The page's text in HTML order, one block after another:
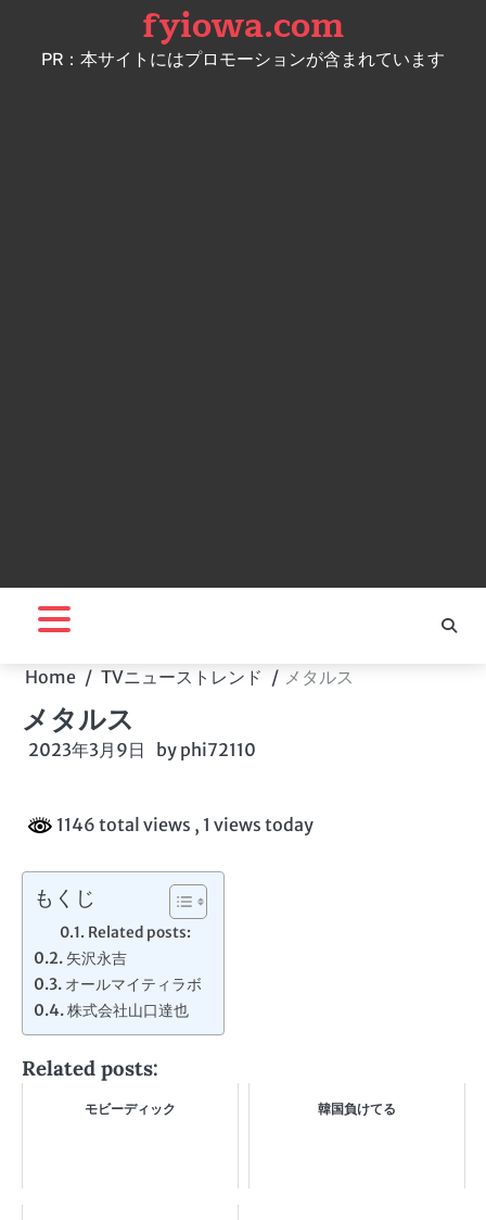
content
fyiowa.com
PR：本サイトにはプロモーションが含まれています
Home TVニューストレンド メタルス
メタルス
2023年3月9日 by phi72110
1146 total views , 1 views today
もくじ
Related posts:
矢沢永吉
オールマイティラボ
株式会社山口達也
Related posts:
モビーディック 韓国負けてる